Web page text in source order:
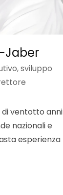
Jaber
sviluppo
di ventotto anni
nazionali e
esperienza